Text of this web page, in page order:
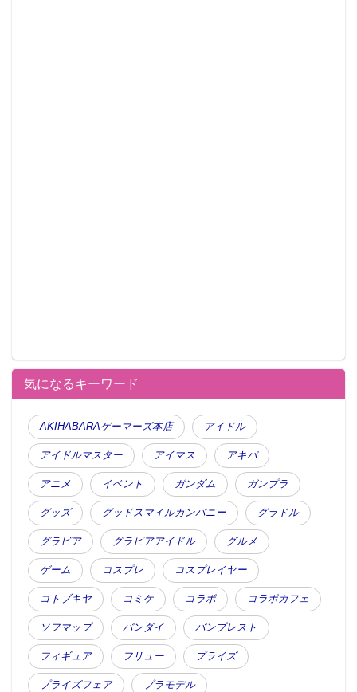
気になるキーワード
AKIHABARAゲーマーズ本店 アイドル
アイドルマスター アイマス アキバ
アニメ イベント ガンダム ガンプラ
グッズ グッドスマイルカンパニー グラドル
グラビア グラビアアイドル グルメ
ゲーム コスプレ コスプレイヤー
コトブキヤ コミケ コラボ コラボカフェ
ソフマップ バンダイ バンプレスト
フィギュア フリュー プライズ
プライズフェア プラモデル